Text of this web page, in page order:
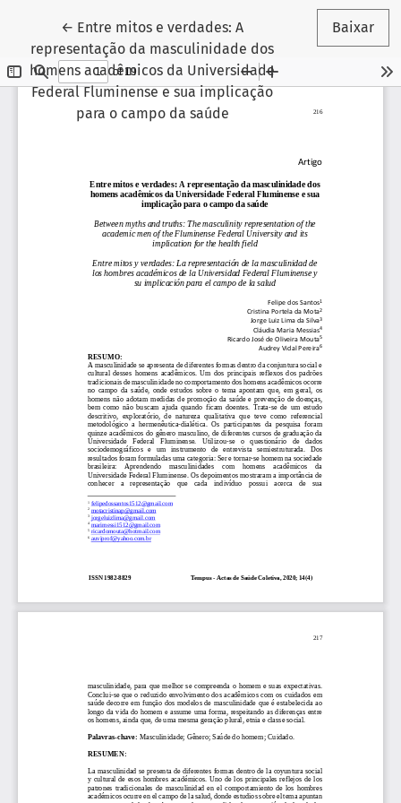
← Voltar aos Detalhes do Artigo
Entre mitos e verdades: A
representação da masculinidade dos
homens acadêmicos da Universidade
Federal Fluminense e sua implicação
para o campo da saúde
Baixar